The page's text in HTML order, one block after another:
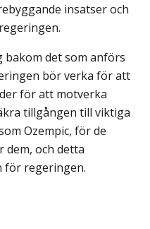
insatser och
bakom det som anförs
bör verka för att
för att motverka
tillgången till viktiga
Ozempic, för de
dem, och detta
för regeringen.